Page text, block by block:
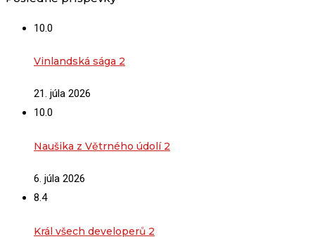
10.0
Vinlandská sága 2
21. júla 2026
10.0
Naušika z Větrného údolí 2
6. júla 2026
8.4
Král všech developerů 2